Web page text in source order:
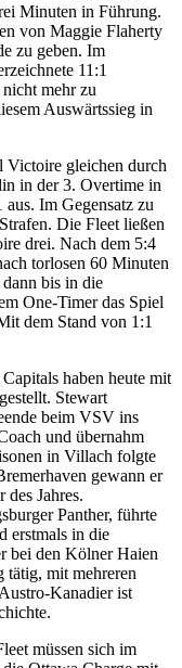
Minuten in Führung.
von Maggie Flaherty
zu geben. Im
11:1
mehr zu
Auswärtssieg in
Victoire gleichen durch
in der 3. Overtime in
Im Gegensatz zu
Die Fleet ließen
drei. Nach dem 5:4
torlosen 60 Minuten
bis in die
One-Timer das Spiel
dem Stand von 1:1
haben heute mit
Stewart
beim VSV ins
und übernahm
in Villach folgte
gewann er
Jahres.
Panther, führte
erstmals in die
bei den Kölner Haien
tätig, mit mehreren
Kanadier ist
müssen sich im